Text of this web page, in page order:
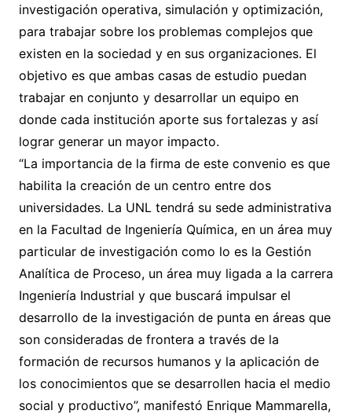
investigación operativa, simulación y optimización,
para trabajar sobre los problemas complejos que
existen en la sociedad y en sus organizaciones. El
objetivo es que ambas casas de estudio puedan
trabajar en conjunto y desarrollar un equipo en
donde cada institución aporte sus fortalezas y así
lograr generar un mayor impacto.
“La importancia de la firma de este convenio es que
habilita la creación de un centro entre dos
universidades. La UNL tendrá su sede administrativa
en la Facultad de Ingeniería Química, en un área muy
particular de investigación como lo es la Gestión
Analítica de Proceso, un área muy ligada a la carrera
Ingeniería Industrial y que buscará impulsar el
desarrollo de la investigación de punta en áreas que
son consideradas de frontera a través de la
formación de recursos humanos y la aplicación de
los conocimientos que se desarrollen hacia el medio
social y productivo”, manifestó Enrique Mammarella,